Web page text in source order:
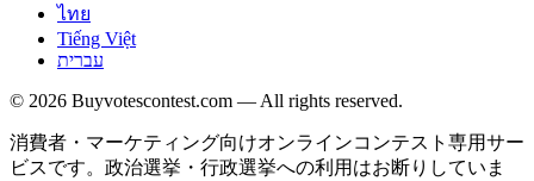
ไทย
Tiếng Việt
עברית
© 2026 Buyvotescontest.com — All rights reserved.
消費者・マーケティング向けオンラインコンテスト専用サー
ビスです。政治選挙・行政選挙への利用はお断りしていま